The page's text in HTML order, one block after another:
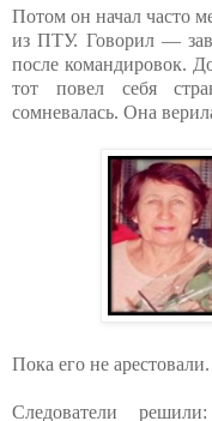
Потом он начал часто
из ПТУ. Говорил —
после командировок.
тот повел себя
сомневалась. Она
Пока его не арестовали.
Следователи